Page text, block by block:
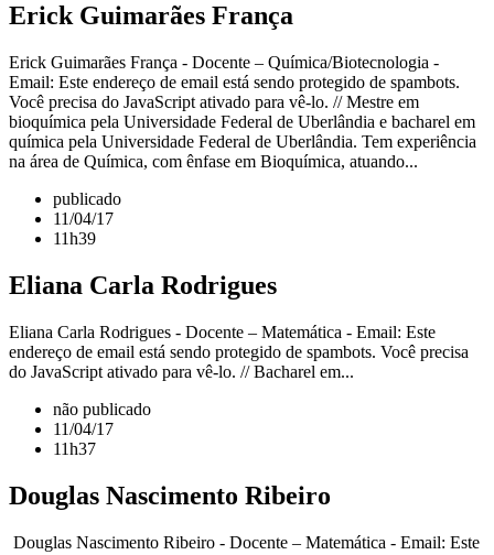
Erick Guimarães França
Erick Guimarães França - Docente – Química/Biotecnologia -
Email: Este endereço de email está sendo protegido de spambots.
Você precisa do JavaScript ativado para vê-lo. // Mestre em
bioquímica pela Universidade Federal de Uberlândia e bacharel em
química pela Universidade Federal de Uberlândia. Tem experiência
na área de Química, com ênfase em Bioquímica, atuando...
publicado
11/04/17
11h39
Eliana Carla Rodrigues
Eliana Carla Rodrigues - Docente – Matemática - Email: Este
endereço de email está sendo protegido de spambots. Você precisa
do JavaScript ativado para vê-lo. // Bacharel em...
não publicado
11/04/17
11h37
Douglas Nascimento Ribeiro
Douglas Nascimento Ribeiro - Docente – Matemática - Email: Este